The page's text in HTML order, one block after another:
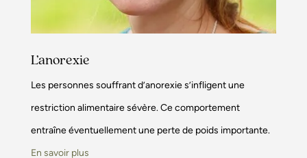
L’anorexie
Les personnes souffrant d’anorexie s’infligent une
restriction alimentaire sévère. Ce comportement
entraîne éventuellement une perte de poids importante.
En savoir plus